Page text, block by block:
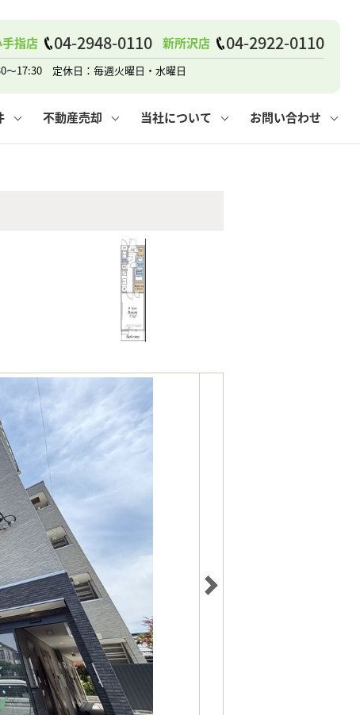
指店 04-2948-0110 新所沢店 04-2922-0110
～17:30 定休日：毎週火曜日・水曜日
不動産売却 当社について お問い合わせ
その他の問合せ
建て 賃貸vs持ち家
費用 仲介と買取の違い
情報保護方針